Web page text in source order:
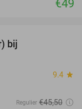
€49
bij
9.4 star
Regulier €45,50